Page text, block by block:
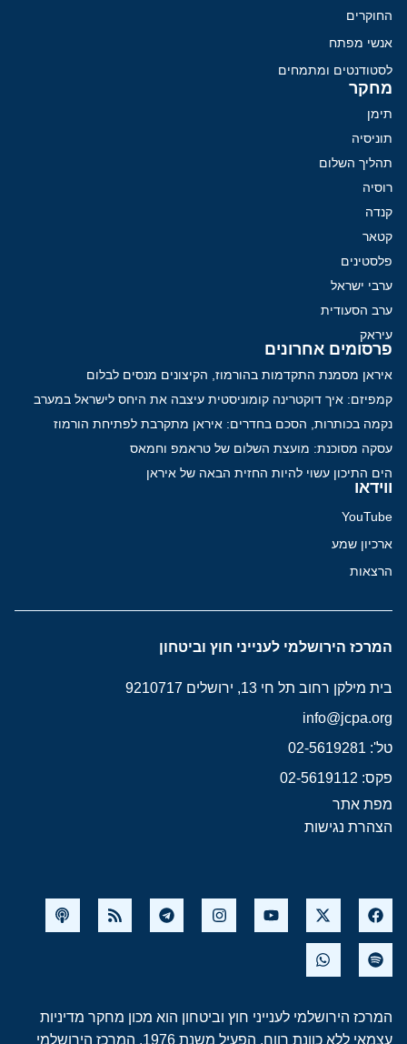
החוקרים
אנשי מפתח
לסטודנטים ומתמחים
מחקר
תימן
תוניסיה
תהליך השלום
רוסיה
קנדה
קטאר
פלסטינים
ערבי ישראל
ערב הסעודית
עיראק
פרסומים אחרונים
איראן מסמנת התקדמות בהורמוז, הקיצונים מנסים לבלום
קמפיזם: איך דוקטרינה קומוניסטית עיצבה את היחס לישראל במערב
נקמה בכותרות, הסכם בחדרים: איראן מתקרבת לפתיחת הורמוז
עסקה מסוכנת: מועצת השלום של טראמפ וחמאס
הים התיכון עשוי להיות החזית הבאה של איראן
ווידאו
YouTube
ארכיון שמע
הרצאות
המרכז הירושלמי לענייני חוץ וביטחון
בית מילקן רחוב תל חי 13, ירושלים 9210717
info@jcpa.org
טל': 02-5619281
פקס: 02-5619112
מפת אתר
הצהרת נגישות
המרכז הירושלמי לענייני חוץ וביטחון הוא מכון מחקר מדיניות
עצמאי ללא כוונת רווח, הפעיל משנת 1976. המרכז הירושלמי